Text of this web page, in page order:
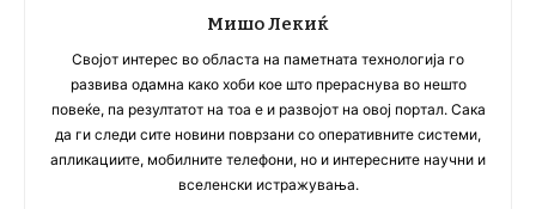
Мишо Лекиќ
Својот интерес во областа на паметната технологија го
развива одамна како хоби кое што прераснува во нешто
повеќе, па резултатот на тоа е и развојот на овој портал. Сака
да ги следи сите новини поврзани со оперативните системи,
апликациите, мобилните телефони, но и интересните научни и
вселенски истражувања.